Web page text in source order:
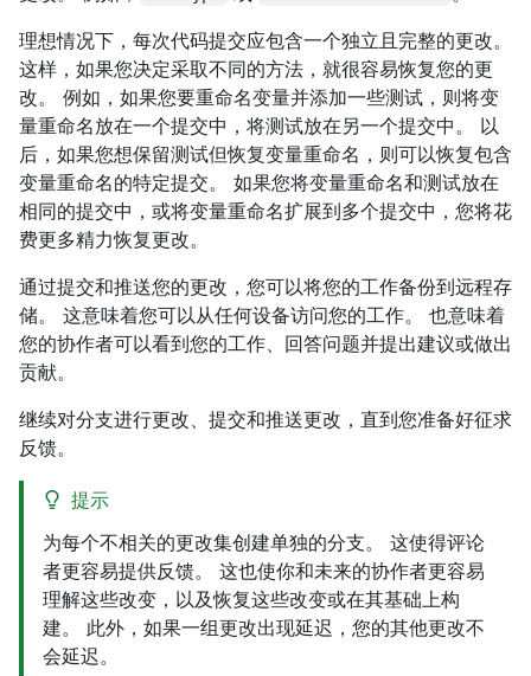
理想情况下，每次代码提交应包含一个独立且完整的更改。
这样，如果您决定采取不同的方法，就很容易恢复您的更
改。 例如，如果您要重命名变量并添加一些测试，则将变
量重命名放在一个提交中，将测试放在另一个提交中。 以
后，如果您想保留测试但恢复变量重命名，则可以恢复包含
变量重命名的特定提交。 如果您将变量重命名和测试放在
相同的提交中，或将变量重命名扩展到多个提交中，您将花
费更多精力恢复更改。
通过提交和推送您的更改，您可以将您的工作备份到远程存
储。 这意味着您可以从任何设备访问您的工作。 也意味着
您的协作者可以看到您的工作、回答问题并提出建议或做出
贡献。
继续对分支进行更改、提交和推送更改，直到您准备好征求
反馈。
提示
为每个不相关的更改集创建单独的分支。 这使得评论
者更容易提供反馈。 这也使你和未来的协作者更容易
理解这些改变，以及恢复这些改变或在其基础上构
建。 此外，如果一组更改出现延迟，您的其他更改不
会延迟。